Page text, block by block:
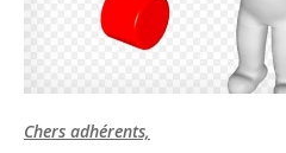
Chers adhérents,